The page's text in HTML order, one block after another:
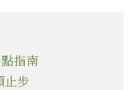
指南
止步